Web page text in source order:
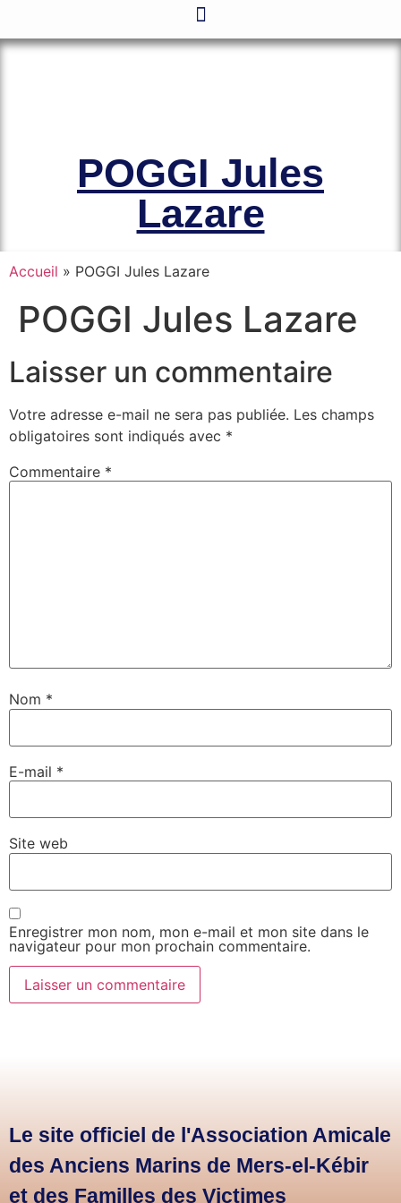
POGGI Jules
Lazare
Accueil » POGGI Jules Lazare
POGGI Jules Lazare
Laisser un commentaire
Votre adresse e-mail ne sera pas publiée. Les champs
obligatoires sont indiqués avec *
Commentaire *
Nom *
E-mail *
Site web
Enregistrer mon nom, mon e-mail et mon site dans le
navigateur pour mon prochain commentaire.
Le site officiel de l'Association Amicale
des Anciens Marins de Mers-el-Kébir
et des Familles des Victimes